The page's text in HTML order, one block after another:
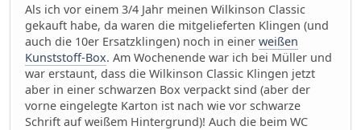
Als ich vor einem 3/4 Jahr meinen Wilkinson Classic
gekauft habe, da waren die mitgelieferten Klingen (und
auch die 10er Ersatzklingen) noch in einer weißen
Kunststoff-Box. Am Wochenende war ich bei Müller und
war erstaunt, dass die Wilkinson Classic Klingen jetzt
aber in einer schwarzen Box verpackt sind (aber der
vorne eingelegte Karton ist nach wie vor schwarze
Schrift auf weißem Hintergrund)! Auch die beim WC